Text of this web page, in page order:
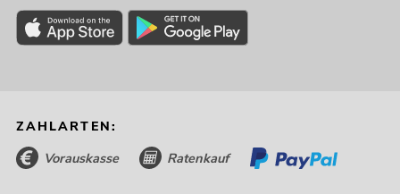
ZAHLARTEN:
Vorauskasse Ratenkauf